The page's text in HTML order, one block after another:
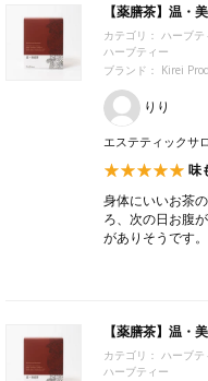
【薬膳茶】温・
カテゴリ： ハーブ
ハーブティー
ブランド： Kirei
りり
エステティックサ
味
身体にいいお茶
ろ、次の日お腹
がありそうです
【薬膳茶】温・
カテゴリ： ハーブ
ハーブティー